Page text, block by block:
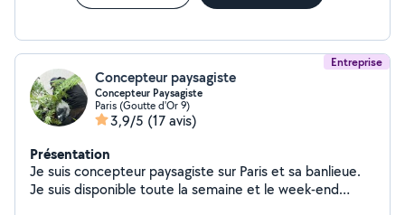
Entreprise
Concepteur paysagiste
Concepteur Paysagiste
Paris (Goutte d'Or 9)
3,9/5 (17 avis)
Présentation
Je suis concepteur paysagiste sur Paris et sa banlieue.
Je suis disponible toute la semaine et le week-end